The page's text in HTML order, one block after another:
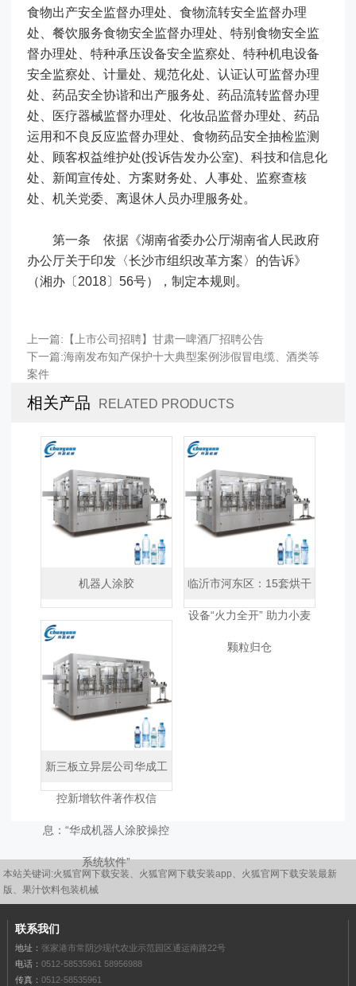
食物出产安全监督办理处、食物流转安全监督办理
处、餐饮服务食物安全监督办理处、特别食物安全监
督办理处、特种承压设备安全监察处、特种机电设备
安全监察处、计量处、规范化处、认证认可监督办理
处、药品安全协谐和出产服务处、药品流转监督办理
处、医疗器械监督办理处、化妆品监督办理处、药品
运用和不良反应监督办理处、食物药品安全抽检监测
处、顾客权益维护处(投诉告发办公室)、科技和信息化
处、新闻宣传处、方案财务处、人事处、监察查核
处、机关党委、离退休人员办理服务处。
第一条 依据《湖南省委办公厅湖南省人民政府
办公厅关于印发〈长沙市组织改革方案〉的告诉》
（湘办〔2018〕56号），制定本规则。
上一篇: 【上市公司招聘】甘肃一啤酒厂招聘公告
下一篇:海南发布知产保护十大典型案例涉假冒电缆、酒类等
案件
相关产品 RELATED PRODUCTS
机器人涂胶 临沂市河东区：15套烘干
设备“火力全开” 助力小麦
颗粒归仓
新三板立异层公司华成工
控新增软件著作权信
息：“华成机器人涂胶操控
系统软件”
本站关键词:火狐官网下载安装、 火狐官网下载安装app、 火狐官网下载安装最新
版、果汁饮料包装机械
联系我们
地址： 张家港市常阴沙现代农业示范园区通运南路22号
电话： 0512-58535961 58956988
传真： 0512-58535961